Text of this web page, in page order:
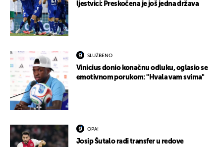
ljestvici: Preskočena je još jedna država
SLUŽBENO
Vinicius donio konačnu odluku, oglasio se
emotivnom porukom: "Hvala vam svima"
OPA!
Josip Šutalo radi transfer u redove